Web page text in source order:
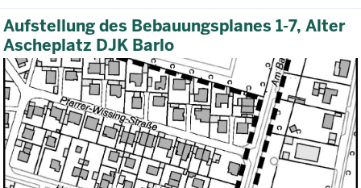
Aufstellung des Bebauungsplanes 1-7, Alter
Ascheplatz DJK Barlo